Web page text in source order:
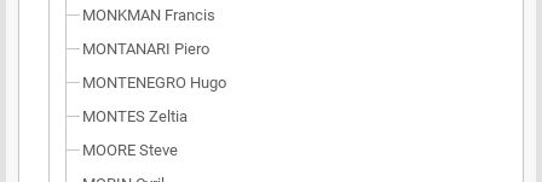
MONKMAN Francis
MONTANARI Piero
MONTENEGRO Hugo
MONTES Zeltia
MOORE Steve